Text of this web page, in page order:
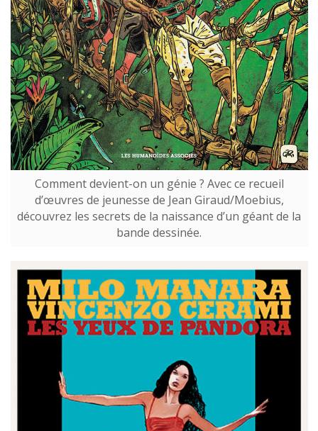
Comment devient-on un génie ? Avec ce recueil
d’œuvres de jeunesse de Jean Giraud/Moebius,
découvrez les secrets de la naissance d’un géant de la
bande dessinée.